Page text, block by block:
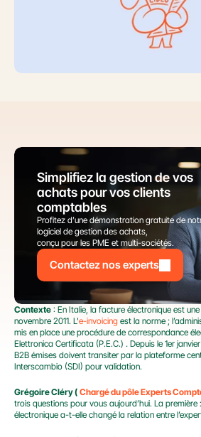
Simplifiez la gestion de vos
achats pour vos clients
comptables
Profitez d’une démonstration gratuite de
logiciel de gestion des achats,
conçu pour les PME et multi-sociétés.
Contactez nos experts
Contexte : En Italie, la facture électronique est
novembre 2011. L'e-invoicing est la norme ;
mis en place une procédure de correspondance
Elettronica Certificata (P.E.C.) . Depuis le 1er
B2B émises doivent transiter par la plateforme
Interscambio (SDI) pour validation.
Grégoire Cléry ( Chargé du pôle Experts
trois questions pour vous aujourd’hui. La
électronique a-t-elle changé la relation entre